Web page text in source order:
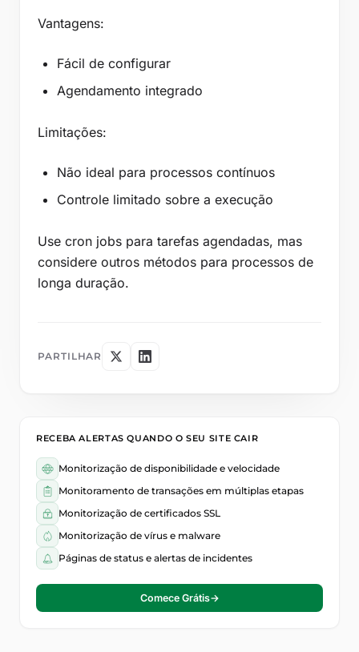
Vantagens:
Fácil de configurar
Agendamento integrado
Limitações:
Não ideal para processos contínuos
Controle limitado sobre a execução
Use cron jobs para tarefas agendadas, mas
considere outros métodos para processos de
longa duração.
PARTILHAR
RECEBA ALERTAS QUANDO O SEU SITE CAIR
Monitorização de disponibilidade e velocidade
Monitoramento de transações em múltiplas etapas
Monitorização de certificados SSL
Monitorização de vírus e malware
Páginas de status e alertas de incidentes
Comece Grátis→